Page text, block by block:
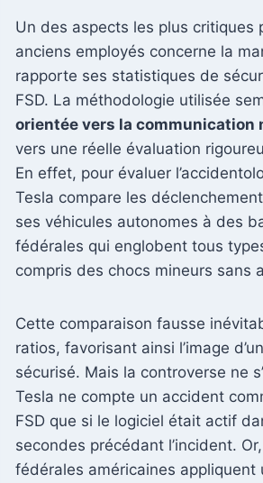
Un des aspects les plus critiques
anciens employés concerne la
rapporte ses statistiques de
FSD. La méthodologie utilisée
orientée vers la communication
vers une réelle évaluation
En effet, pour évaluer
Tesla compare les
ses véhicules autonomes à des
fédérales qui englobent tous
compris des chocs mineurs sans
Cette comparaison fausse
ratios, favorisant ainsi l’image
sécurisé. Mais la controverse ne
Tesla ne compte un accident
FSD que si le logiciel était actif
secondes précédant l’incident.
fédérales américaines appliquent